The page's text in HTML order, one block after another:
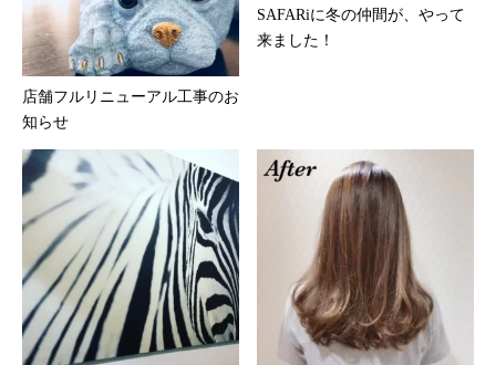
店舗フルリニューアル工事のお
知らせ
SAFARiに冬の仲間が、やって
来ました！